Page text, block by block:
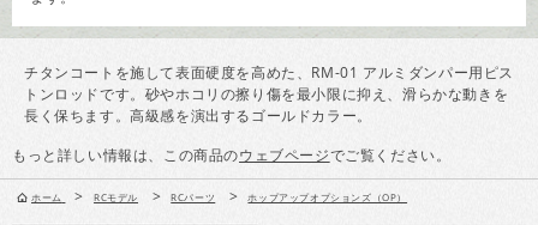
チタンコートを施して表面硬度を高めた、RM-01 アルミダンパー用ピス
トンロッドです。砂やホコリの擦り傷を最小限に抑え、滑らかな動きを
長く保ちます。高級感を演出するゴールドカラー。
もっと詳しい情報は、この商品のウェブページでご覧ください。
ホーム > RCモデル > RCパーツ > ホップアップオプションズ（OP）